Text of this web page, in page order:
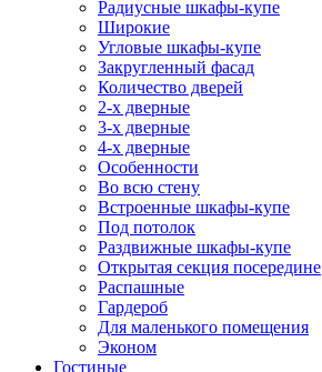
Радиусные шкафы-купе
Широкие
Угловые шкафы-купе
Закругленный фасад
Количество дверей
2-х дверные
3-х дверные
4-х дверные
Особенности
Во всю стену
Встроенные шкафы-купе
Под потолок
Раздвижные шкафы-купе
Открытая секция посередине
Распашные
Гардероб
Для маленького помещения
Эконом
Гостиные